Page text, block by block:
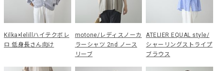
Kilka×lelillハイテクボレ
ロ 低身長さん向け
motone/レディスノーカ
ラーシャツ 2nd ノース
リーブ
ATELIER EQUAL style/
シャーリングストライプ
ブラウス